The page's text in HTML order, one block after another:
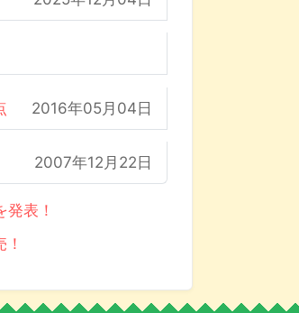
2016年05月04日
2007年12月22日
表！